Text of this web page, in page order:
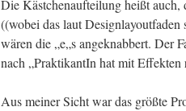
Die Käst­chen­auf­tei­lung heißt auch,
((wobei das laut Design­lay­out­fa­den
wären die „e„s ange­knab­bert. Der
nach „Prak­ti­kan­tIn hat mit Effek­ten
Aus mei­ner Sicht war das größ­te